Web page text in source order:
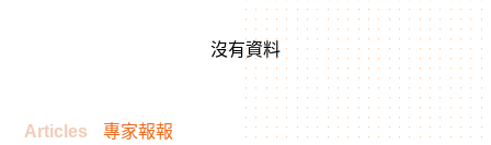
沒有資料
Articles 專家報報